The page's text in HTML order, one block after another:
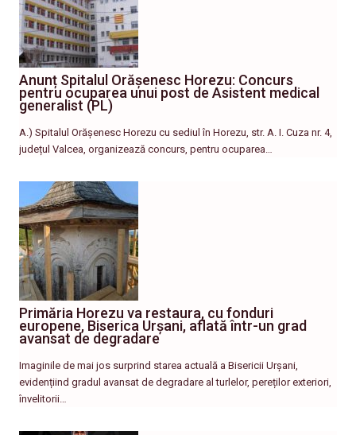
Anunț Spitalul Orășenesc Horezu: Concurs
pentru ocuparea unui post de Asistent medical
generalist (PL)
A.) Spitalul Orășenesc Horezu cu sediul în Horezu, str. A. I. Cuza nr. 4,
județul Valcea, organizează concurs, pentru ocuparea…
Primăria Horezu va restaura, cu fonduri
europene, Biserica Urșani, aflată într-un grad
avansat de degradare
Imaginile de mai jos surprind starea actuală a Bisericii Urșani,
evidențiind gradul avansat de degradare al turlelor, pereților exteriori,
învelitorii…